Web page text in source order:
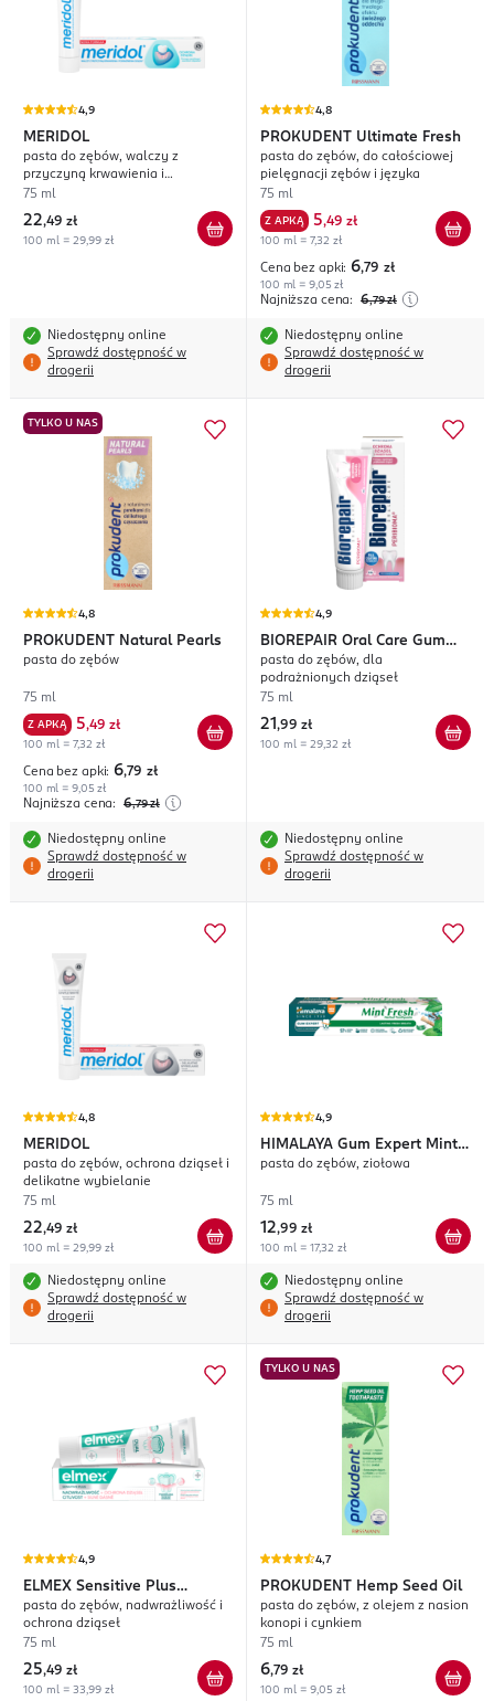
4,9
MERIDOL
pasta do zębów, walczy z
przyczyną krwawienia i
podrażnienia dziąseł
75 ml
22,49 zł
100 ml = 29,99 zł
Niedostępny online
Sprawdź dostępność w
drogerii
4,8
PROKUDENT Ultimate Fresh
pasta do zębów, do całościowej
pielęgnacji zębów i języka
75 ml
Z APKĄ 5,49 zł
100 ml = 7,32 zł
Cena bez apki: 6,79 zł
100 ml = 9,05 zł
Najniższa cena: 6,79 zł
Niedostępny online
Sprawdź dostępność w
drogerii
TYLKO U NAS
4,8
PROKUDENT Natural Pearls
pasta do zębów
75 ml
Z APKĄ 5,49 zł
100 ml = 7,32 zł
Cena bez apki: 6,79 zł
100 ml = 9,05 zł
Najniższa cena: 6,79 zł
Niedostępny online
Sprawdź dostępność w
drogerii
4,9
BIOREPAIR Oral Care Gum
Protection
pasta do zębów, dla
podrażnionych dziąseł
75 ml
21 ,99 zł
100 ml = 29,32 zł
Niedostępny online
Sprawdź dostępność w
drogerii
4,8
MERIDOL
pasta do zębów, ochrona dziąseł i
delikatne wybielanie
75 ml
22,49 zł
100 ml = 29,99 zł
Niedostępny online
Sprawdź dostępność w
drogerii
4,9
HIMALAYA Gum Expert Mint
Fresh
pasta do zębów, ziołowa
75 ml
12,99 zł
100 ml = 17,32 zł
Niedostępny online
Sprawdź dostępność w
drogerii
4,9
ELMEX Sensitive Plus
Sensitivity + Gum Care
pasta do zębów, nadwrażliwość i
ochrona dziąseł
75 ml
25,49 zł
100 ml = 33,99 zł
TYLKO U NAS
4,7
PROKUDENT Hemp Seed Oil
pasta do zębów, z olejem z nasion
konopi i cynkiem
75 ml
6,79 zł
100 ml = 9,05 zł